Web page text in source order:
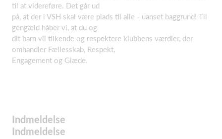
til at videreføre. Det går ud
på, at der i VSH skal være plads til alle - uanset baggrund! Til
gengæld håber vi, at du og
dit barn vil tilkende og respektere klubbens værdier, der
omhandler Fællesskab, Respekt,
Engagement og Glæde.
Indmeldelse
Indmeldelse